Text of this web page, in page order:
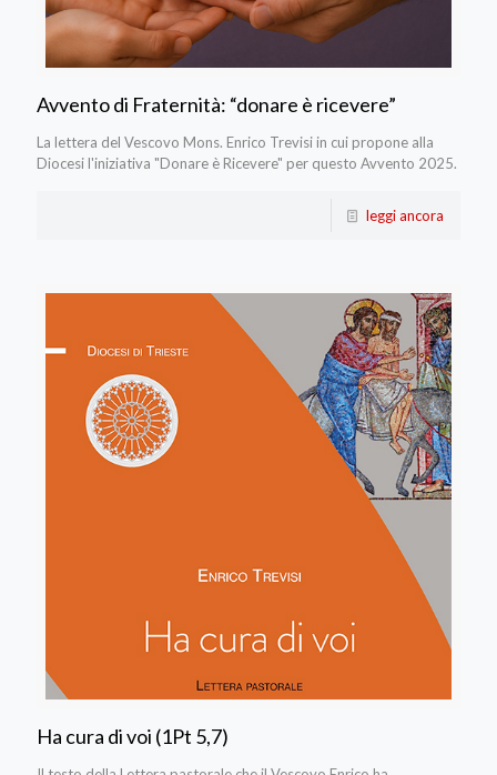
Avvento di Fraternità: “donare è ricevere”
La lettera del Vescovo Mons. Enrico Trevisi in cui propone alla
Diocesi l'iniziativa "Donare è Ricevere" per questo Avvento 2025.
leggi ancora
Ha cura di voi (1Pt 5,7)